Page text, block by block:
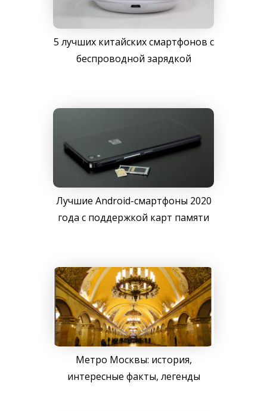
5 лучших китайских смартфонов с
беспроводной зарядкой
Лучшие Android-смартфоны 2020
года с поддержкой карт памяти
Метро Москвы: история,
интересные факты, легенды